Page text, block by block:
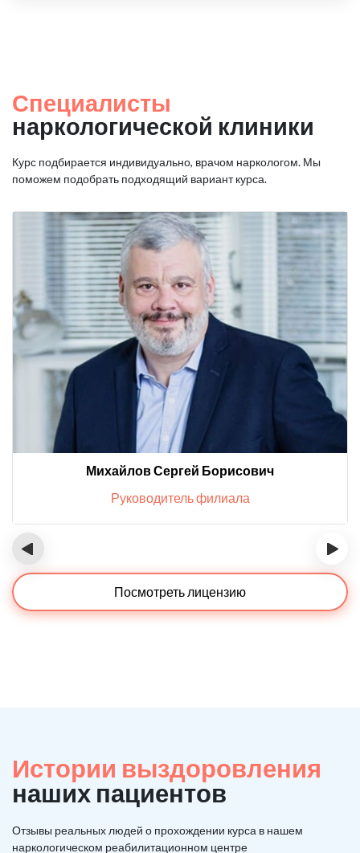
Специалисты
наркологической клиники
Курс подбирается индивидуально, врачом наркологом. Мы
поможем подобрать подходящий вариант курса.
Михайлов Сергей Борисович
Руководитель филиала
‹ ›
Посмотреть лицензию
Истории выздоровления
наших пациентов
Отзывы реальных людей о прохождении курса в нашем
наркологическом реабилитационном центре